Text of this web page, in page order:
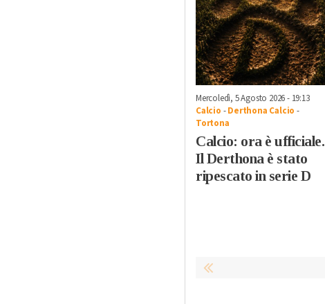
Mercoledì, 5 Agosto 2026 - 19:13
Calcio -Derthona Calcio -
Tortona
Calcio: ora è ufficiale.
Il Derthona è stato
ripescato in serie D